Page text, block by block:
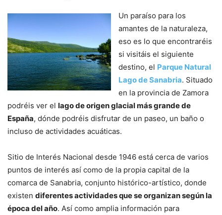
Un paraíso para los
amantes de la naturaleza,
eso es lo que encontraréis
si visitáis el siguiente
destino, el Parque Natural
Lago de Sanabria. Situado
en la provincia de Zamora
podréis ver el lago de origen glacial más grande de
España, dónde podréis disfrutar de un paseo, un baño o
incluso de actividades acuáticas.
Sitio de Interés Nacional desde 1946 está cerca de varios
puntos de interés así como de la propia capital de la
comarca de Sanabria, conjunto histórico-artístico, donde
existen diferentes actividades que se organizan según la
época del año. Así como amplia información para